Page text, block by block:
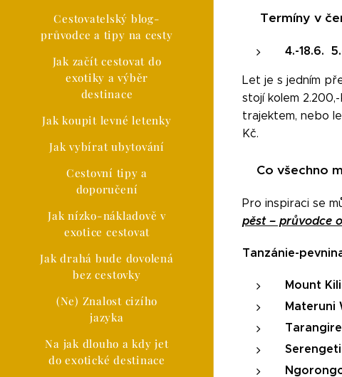
Cestovatelský blog-
průvodce a tipy na cesty
Jak začít cestovat do
exotiky a výběr
destinace
Jak koupit levné letenky
Jak vybírat ubytování
Cestovní tipy a
doporučení
Jak nízko-nákladově v
exotice cestovat
Jak drahá bude dovolená
bez cestovky
(Ne) Znalost cizího
jazyka
Na jak dlouho a kdy jet
do exotické destinace
Termíny v
4.-18.6.
Let je s jedním
stojí kolem
trajektem, nebo
Kč.
Co všechno
Pro inspiraci se
pěst – průvodce
Tanzánie-
Mount
Materuni